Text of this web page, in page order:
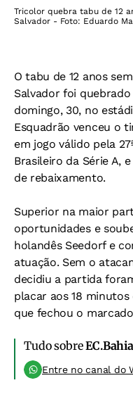
Tricolor quebra tabu de 12
Salvador - Foto: Eduardo
O tabu de 12 anos
Salvador foi
domingo, 30, no
Esquadrão venceu o
em jogo válido pela
Brasileiro da Série A,
de rebaixamento.
Superior na maior
oportunidades e
holandês Seedorf e
atuação. Sem o
decidiu a partida
placar aos 18
que fechou o
Tudo sobreEC.Bahia
Entre no canal do